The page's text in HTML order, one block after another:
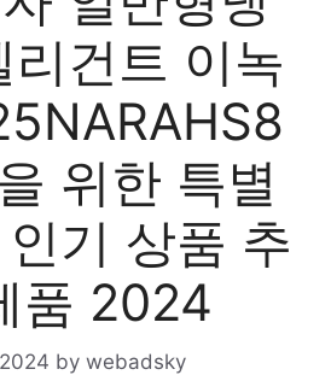
리건트 이녹
위한 특별
기 상품 추
품 2024
by webadsky